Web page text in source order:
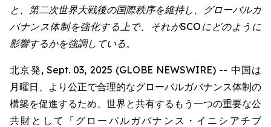
と、第二次世界大戦後の国際秩序を維持し、グローバルガ
バナンス体制を強化する上で、それがSCOにどのように
影響するかを強調している。
北京発, Sept. 03, 2025 (GLOBE NEWSWIRE) -- 中国は
月曜日、より公正で合理的なグローバルガバナンス体制の
構築を促進するため、世界と共有するもう一つの重要な公
共財として「グローバルガバナンス・イニシアチブ